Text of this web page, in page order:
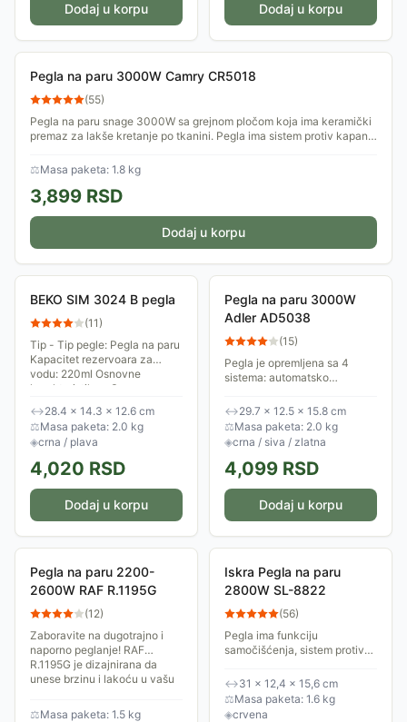
Dodaj u korpu Dodaj u korpu
Pegla na paru 3000W Camry CR5018
(55)
Pegla na paru snage 3000W sa grejnom pločom koja ima keramički
premaz za lakše kretanje po tkanini. Pegla ima sistem protiv kapanja
⚖Masa paketa: 1.8 kg
3,899 RSD
Dodaj u korpu
BEKO SIM 3024 B pegla
(11)
Tip - Tip pegle: Pegla na paru
Kapacitet rezervoara za
vodu: 220ml Osnovne
karakteristike - Snaga:
(samočišćenje)...
↔28.4 × 14.3 × 12.6 cm
⚖Masa paketa: 2.0 kg
◈crna / plava
4,020 RSD
Dodaj u korpu
Pegla na paru 3000W
Adler AD5038
(15)
Pegla je opremljena sa 4
sistema: automatsko
ostavljanja uređaja bez
nadzora, sistem protiv
kapanja kada temperatura
grejne...
↔29.7 × 12.5 × 15.8 cm
⚖Masa paketa: 2.0 kg
◈crna / siva / zlatna
4,099 RSD
Dodaj u korpu
Pegla na paru 2200-
2600W RAF R.1195G
(12)
Zaboravite na dugotrajno i
naporno peglanje! RAF
R.1195G je dizajnirana da
unese brzinu i lakoću u vašu
impresivnom snagom i...
⚖Masa paketa: 1.5 kg
Iskra Pegla na paru
2800W SL-8822
(56)
Pegla ima funkciju
samočišćenja, sistem protiv
kamenca, što garantuje dugu i
praktičnu upotrebu.
↔31 × 12,4 × 15,6 cm
⚖Masa paketa: 1.6 kg
◈crvena